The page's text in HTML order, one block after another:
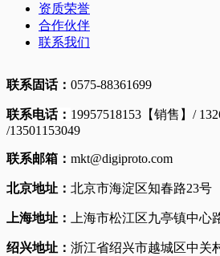
资质荣誉
合作伙伴
联系我们
联系固话： 0575-88361699
联系电话 ： 19957518153【销售】/
/13501153049
联系邮箱： mkt@digiproto.com
北京地址： 北京市海淀区知春路23号
上海地址： 上海市松江区九亭镇中心
绍兴地址： 浙江省绍兴市越城区中关